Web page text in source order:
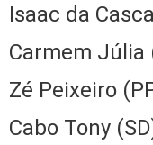
Isaac da
Carmem Júlia
Zé Peixeiro
Cabo Tony